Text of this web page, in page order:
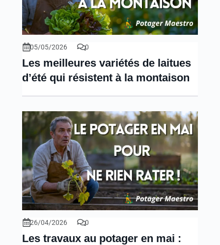
05/05/2026 0
Les meilleures variétés de laitues
d’été qui résistent à la montaison
26/04/2026 0
Les travaux au potager en mai :